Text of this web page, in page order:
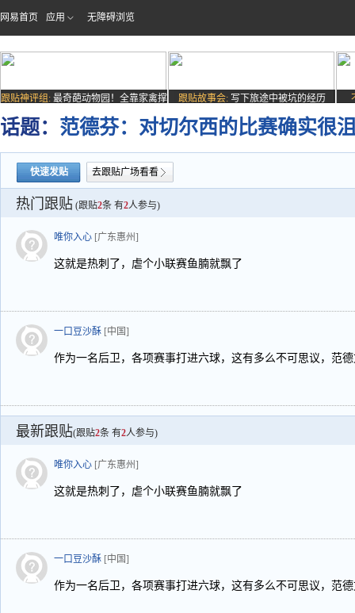
网易首页 应用 无障碍浏览
跟贴神评组: 最奇葩动物园！全靠家禽撑
场子
跟贴故事会: 写下旅途中被坑的经历
话题： 范德芬：对切尔西的比赛确实很
快速发贴 去跟贴广场看看
热门跟贴 (跟贴2条 有2人参与)
唯你入心 [广东惠州]
这就是热刺了，虐个小联赛鱼腩就飘了
一口豆沙酥 [中国]
作为一名后卫，各项赛事打进六球，这有多么不可思议，范
最新跟贴(跟贴2条 有2人参与)
唯你入心 [广东惠州]
这就是热刺了，虐个小联赛鱼腩就飘了
一口豆沙酥 [中国]
作为一名后卫，各项赛事打进六球，这有多么不可思议，范